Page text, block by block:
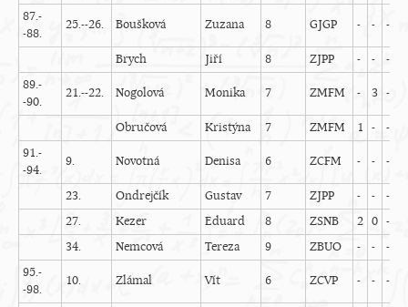
87.-
-88.
25.--26. Boušková Zuzana 8 GJGP - - -
Brych Jiří 8 ZJPP - - -
89.-
-90.
21.--22. Nogolová Monika 7 ZMFM - 3 -
Obručová Kristýna 7 ZMFM 1 - -
91.-
-94.
9. Novotná Denisa 6 ZCFM - - -
23. Ondrejčík Gustav 7 ZJPP - - -
27.
Kezer Eduard 8 ZSNB 2 0 -
34.
Nemcová Tereza 9 ZBUO - - -
95.-
-98.
10. Zlámal Vít 6 ZCVP - - -